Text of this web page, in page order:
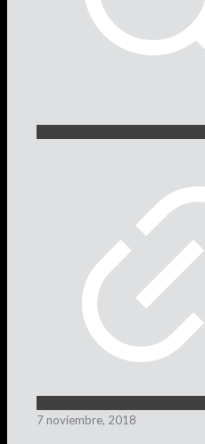
7 noviembre, 2018